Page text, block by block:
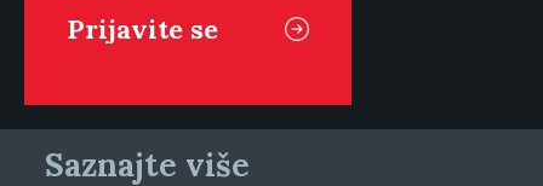
Saznajte više